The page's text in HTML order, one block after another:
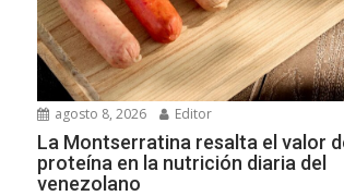
agosto 8, 2026 Editor
La Montserratina resalta el valor
proteína en la nutrición diaria del
venezolano